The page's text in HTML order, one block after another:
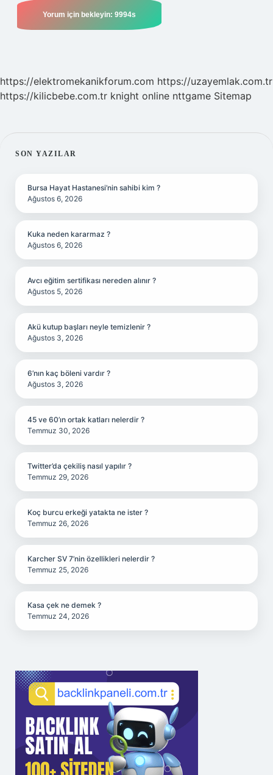
https://elektromekanikforum.com https://uzayemlak.com.tr
https://kilicbebe.com.tr knight online nttgame Sitemap
SIDEBAR
SON YAZILAR
Bursa Hayat Hastanesi’nin sahibi kim ?
Ağustos 6, 2026
Kuka neden kararmaz ?
Ağustos 6, 2026
Avcı eğitim sertifikası nereden alınır ?
Ağustos 5, 2026
Akü kutup başları neyle temizlenir ?
Ağustos 3, 2026
6’nın kaç böleni vardır ?
Ağustos 3, 2026
45 ve 60’ın ortak katları nelerdir ?
Temmuz 30, 2026
Twitter’da çekiliş nasıl yapılır ?
Temmuz 29, 2026
Koç burcu erkeği yatakta ne ister ?
Temmuz 26, 2026
Karcher SV 7’nin özellikleri nelerdir ?
Temmuz 25, 2026
Kasa çek ne demek ?
Temmuz 24, 2026